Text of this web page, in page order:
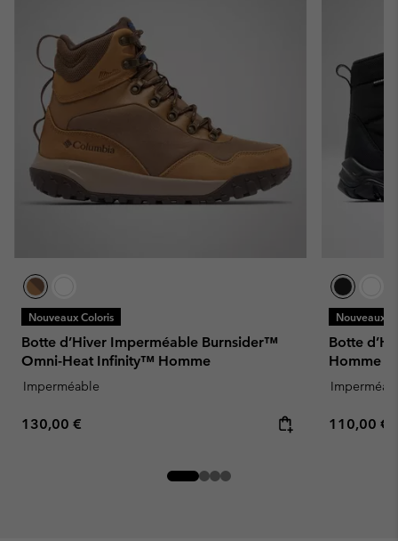
Nouveaux Coloris
Botte d’Hiver Imperméable Burnsider™
Omni-Heat Infinity™ Homme
Imperméable
Regular price:
130,00 €
Nouveaux
Botte
Homme
Regular
110,00 €